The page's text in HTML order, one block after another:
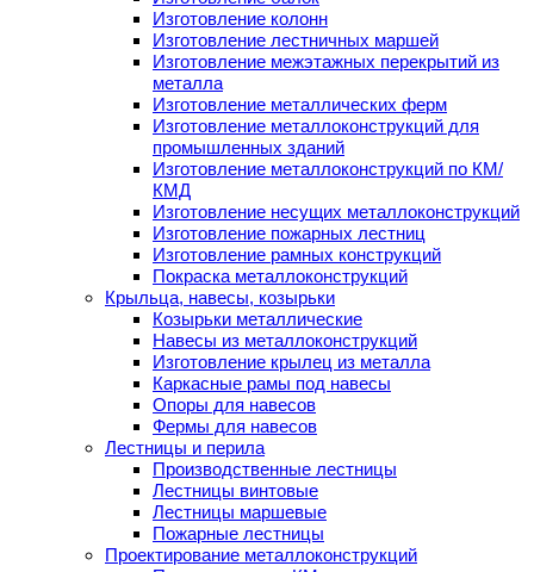
Изготовление колонн
Изготовление лестничных маршей
Изготовление межэтажных перекрытий из
металла
Изготовление металлических ферм
Изготовление металлоконструкций для
промышленных зданий
Изготовление металлоконструкций по КМ/
КМД
Изготовление несущих металлоконструкций
Изготовление пожарных лестниц
Изготовление рамных конструкций
Покраска металлоконструкций
Крыльца, навесы, козырьки
Козырьки металлические
Навесы из металлоконструкций
Изготовление крылец из металла
Каркасные рамы под навесы
Опоры для навесов
Фермы для навесов
Лестницы и перила
Производственные лестницы
Лестницы винтовые
Лестницы маршевые
Пожарные лестницы
Проектирование металлоконструкций